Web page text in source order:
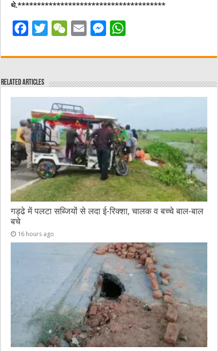
थे.**************************************
F
c
e
b
o
o
k
T
it
r
W
C
at
E
ai
M
ss
n
er
at
A
p
Related Articles
गड्ढे में पलटा सब्जियों से लदा ई-रिक्शा, चालक व बच्चे बाल-बाल
बचे
16 hours ago